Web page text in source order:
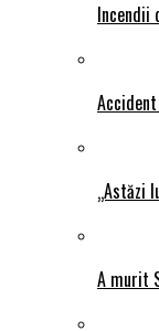
Incendii
„Astăzi
A murit